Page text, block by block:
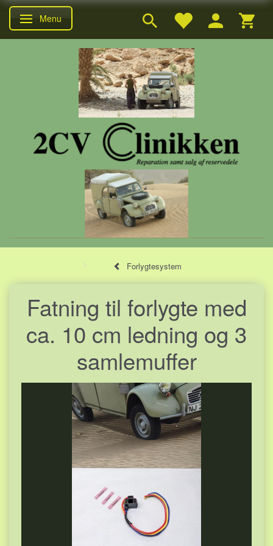
Skifte navigation
Menu
Forlygtesystem
Fatning til forlygte med
ca. 10 cm ledning og 3
samlemuffer